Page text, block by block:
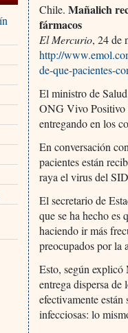
Chile.Mañalich
fármacos
El Mercurio, 24 de
http://
de-que-pacientes-
El ministro de
ONG Vivo Positivo
entregando en los
En conversación
pacientes están
raya el virus del
El secretario de
que se ha hecho es
haciendo ir más
preocupados por la
Esto, según explicó
entrega dispersa de
efectivamente
infecciosas: lo